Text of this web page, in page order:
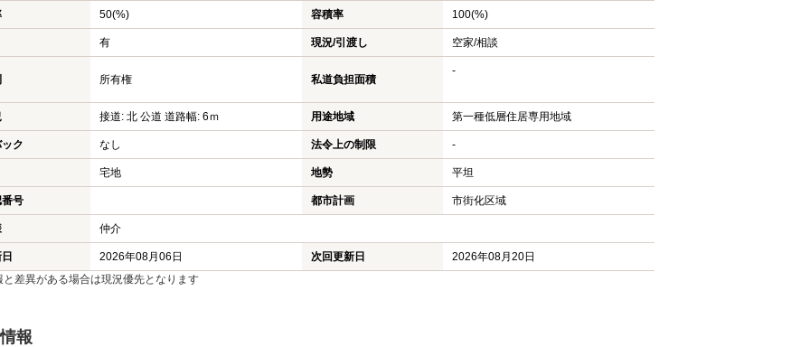
50(%) 容積率 100(%)
有 現況/引渡し 空家/相談
所有権 私道負担面積
-
接道: 北 公道 道路幅: 6ｍ 用途地域 第一種低層住居専用地域
ク なし 法令上の制限 -
宅地 地勢 平坦
号 都市計画 市街化区域
仲介
2026年08月06日 次回更新日
2026年08月20日
差異がある場合は現況優先となります
報